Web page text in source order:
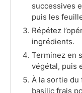
successives
puis les
Répétez
ingrédients.
Terminez en
végétal, puis
À la sortie du
basilic frais